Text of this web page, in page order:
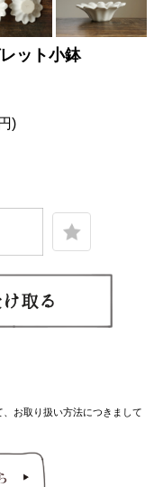
ット小鉢
)
お取り扱い方法につきまして